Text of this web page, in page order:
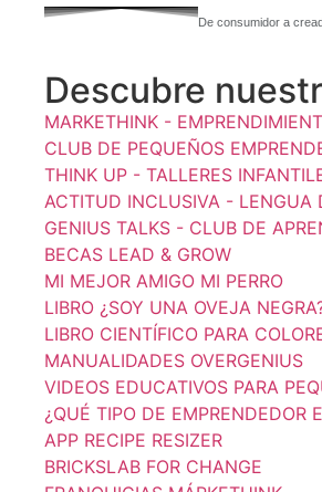
De consumidor a
Descubre
MARKETHINK -
CLUB DE PEQUEÑOS
THINK UP - TALLERES
ACTITUD INCLUSIVA - LENGUA
GENIUS TALKS - CLUB DE
BECAS LEAD & GROW
MI MEJOR AMIGO MI PERRO
LIBRO ¿SOY UNA OVEJA
LIBRO CIENTÍFICO PARA
MANUALIDADES OVERGENIUS
VIDEOS EDUCATIVOS PARA
¿QUÉ TIPO DE EMPRENDEDOR
APP RECIPE RESIZER
BRICKSLAB FOR CHANGE